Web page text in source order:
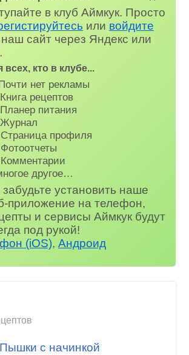
в клуб Аймкук. Просто
или войдите
сайт через Яндекс или
всех, кто в клубе...
нет рекламы
рецептов
питания
профиля
другое…
установить наше
приложение на телефон,
и сервисы Аймкук будут
под рукой!
(iOS),Андроид
Пышки с начинкой